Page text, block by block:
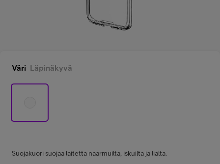
Väri Läpinäkyvä
Suojakuori suojaa laitetta naarmuilta, iskuilta ja lialta.